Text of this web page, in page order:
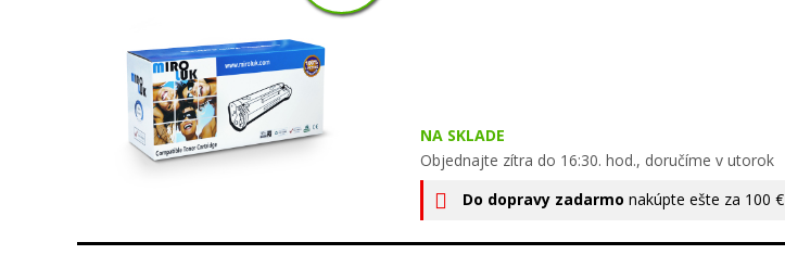
NA SKLADE
Objednajte zítra do 16:30. hod., doručíme v utorok
Do dopravy zadarmo nakúpte ešte za 100 €